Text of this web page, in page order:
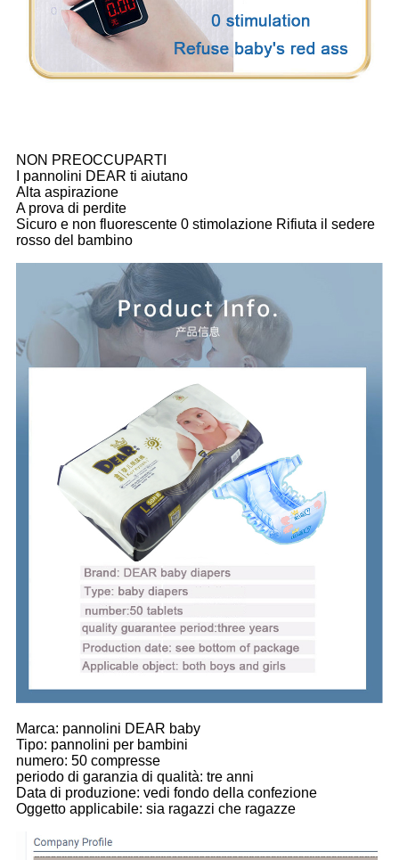
NON PREOCCUPARTI
I pannolini DEAR ti aiutano
Alta aspirazione
A prova di perdite
Sicuro e non fluorescente 0 stimolazione Rifiuta il sedere
rosso del bambino
Marca: pannolini DEAR baby
Tipo: pannolini per bambini
numero: 50 compresse
periodo di garanzia di qualità: tre anni
Data di produzione: vedi fondo della confezione
Oggetto applicabile: sia ragazzi che ragazze